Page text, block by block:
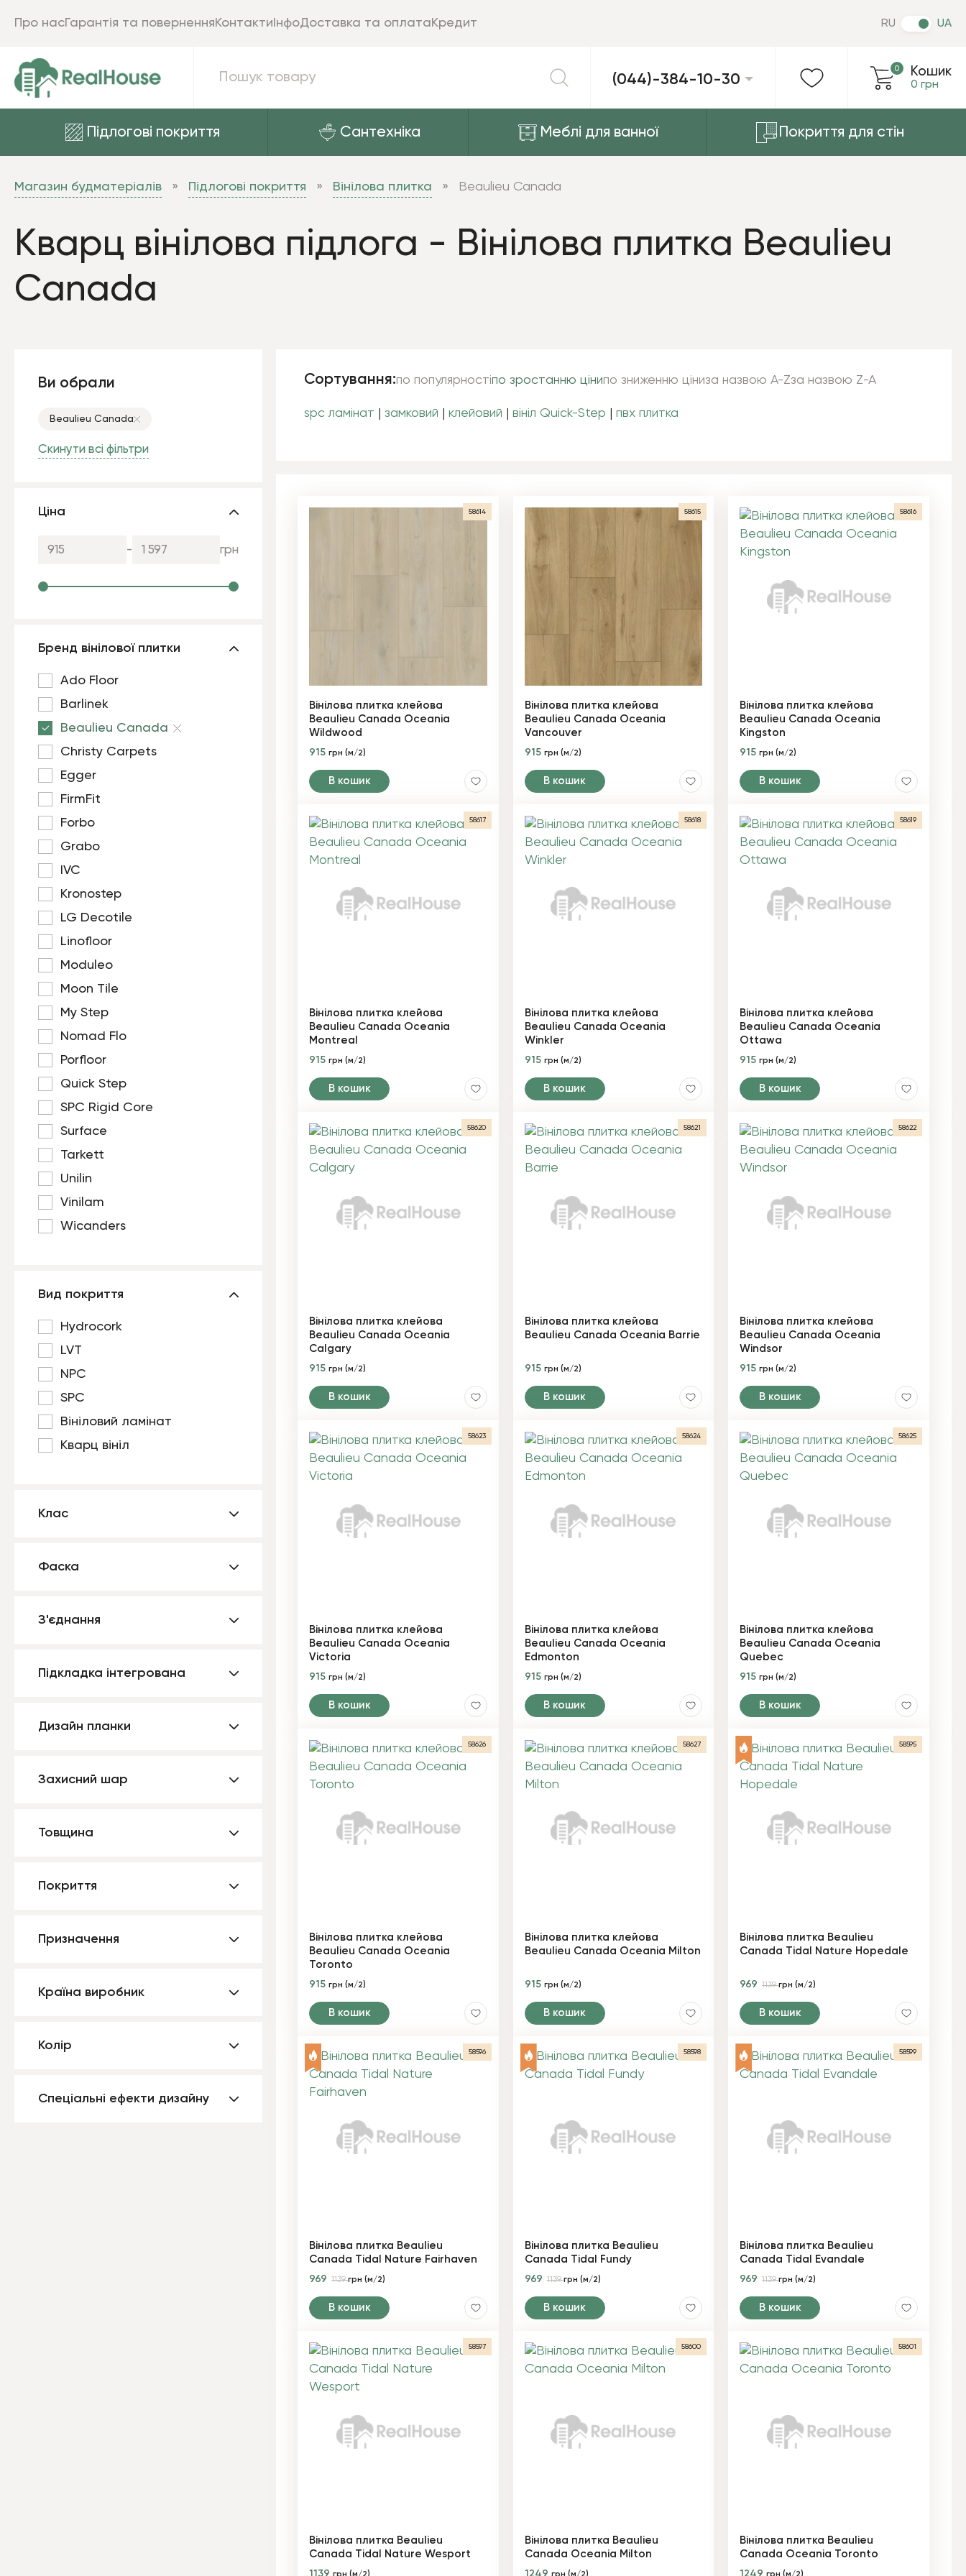
(044)-384-10-30
Кошик
0 грн
0
RU UA
Підлогові покриття Сантехніка Меблі для ванної Покриття для стін
Про насГарантія та поверненняКонтакти ІнфоДоставка та оплатаКредит
Магазин будматеріалів Підлогові покриття Вінілова плитка Beaulieu Canada
Кварц вінілова підлога - Вінілова плитка Beaulieu
Canada
Ви обрали
Beaulieu Canada
Скинути всі фільтри
Ціна
- грн
Бренд вінілової плитки
Ado Floor
Barlinek
Beaulieu Canada
Christy Carpets
Egger
FirmFit
Forbo
Grabo
IVC
Kronostep
LG Decotile
Linofloor
Moduleo
Moon Tile
My Step
Nomad Flo
Porfloor
Quick Step
SPC Rigid Core
Surface
Tarkett
Unilin
Vinilam
Wicanders
Вид покриття
Hydrocork
LVT
NPC
SPC
Вініловий ламінат
Кварц вініл
Клас
Фаска
З'єднання
Підкладка інтегрована
Дизайн планки
Захисний шар
Товщина
Покриття
Призначення
Країна виробник
Колір
Спеціальні ефекти дизайну
Сортування:по популярностіпо зростанню цінипо зниженню ціниза назвою A-Zза назвою Z-A
spc ламінат замковий клейовий вініл Quick-Step пвх плитка
58614
Вінілова плитка клейова
Beaulieu Canada Oceania
Wildwood
915 грн (м/2)
В кошик
58615
Вінілова плитка клейова
Beaulieu Canada Oceania
Vancouver
915 грн (м/2)
В кошик
58616
Вінілова плитка клейова
Beaulieu Canada Oceania
Kingston
915грн (м/2)
В кошик
58617
Вінілова плитка клейова
Beaulieu Canada Oceania
Montreal
915 грн (м/2)
В кошик
58618
Вінілова плитка клейова
Beaulieu Canada Oceania
Winkler
915 грн (м/2)
В кошик
58619
Вінілова плитка клейова
Beaulieu Canada Oceania
Ottawa
915грн (м/2)
В кошик
58620
Вінілова плитка клейова
Beaulieu Canada Oceania
Calgary
915 грн (м/2)
В кошик
58621
Вінілова плитка клейова
Beaulieu Canada Oceania Barrie
915 грн (м/2)
В кошик
58622
Вінілова плитка клейова
Beaulieu Canada Oceania
Windsor
915грн (м/2)
В кошик
58623
Вінілова плитка клейова
Beaulieu Canada Oceania
Victoria
915 грн (м/2)
В кошик
58624
Вінілова плитка клейова
Beaulieu Canada Oceania
Edmonton
915 грн (м/2)
В кошик
58625
Вінілова плитка клейова
Beaulieu Canada Oceania
Quebec
915грн (м/2)
В кошик
58626
Вінілова плитка клейова
Beaulieu Canada Oceania
Toronto
915 грн (м/2)
В кошик
58627
Вінілова плитка клейова
Beaulieu Canada Oceania Milton
915 грн (м/2)
В кошик
58595
Вінілова плитка Beaulieu
Canada Tidal Nature Hopedale
969 1139грн (м/2)
В кошик
58596
Вінілова плитка Beaulieu
Canada Tidal Nature Fairhaven
969 1139грн (м/2)
В кошик
58598
Вінілова плитка Beaulieu
Canada Tidal Fundy
969 1139грн (м/2)
В кошик
58599
Вінілова плитка Beaulieu
Canada Tidal Evandale
969 1139грн (м/2)
В кошик
58597
Вінілова плитка Beaulieu
Canada Tidal Nature Wesport
1139 грн (м/2)
58600
Вінілова плитка Beaulieu
Canada Oceania Milton
1249 грн (м/2)
58601
Вінілова плитка Beaulieu
Canada Oceania Toronto
1249грн (м/2)